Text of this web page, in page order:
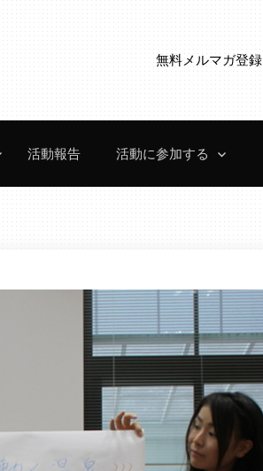
無料メルマガ登録
活動報告 活動に参加する